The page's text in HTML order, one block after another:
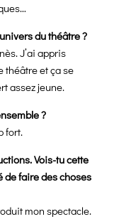
du théâtre ?
J’ai appris
théâtre et ça se
assez jeune.
?
fort.
Vois-tu cette
de faire des choses
mon spectacle.